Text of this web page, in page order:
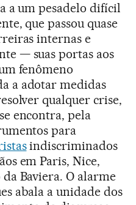
a um pesadelo difícil
que passou quase
internas e
— suas portas aos
fenômeno
a adotar medidas
qualquer crise,
encontra, pela
para
indiscriminados
em Paris, Nice,
Baviera. O alarme
abala a unidade dos